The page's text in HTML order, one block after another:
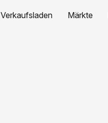
Verkaufsladen Märkte